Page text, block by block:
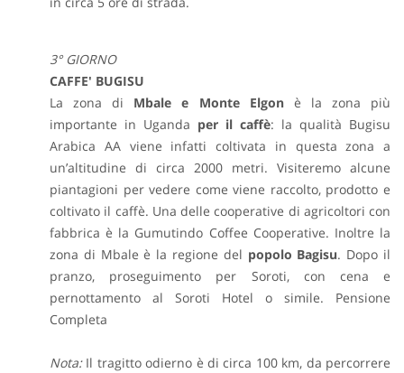
3° GIORNO
CAFFE' BUGISU
La zona di Mbale e Monte Elgonè la zona più
importante in Uganda per il caffè: la qualità Bugisu
Arabica AA viene infatti coltivata in questa zona a
un’altitudine di circa 2000 metri. Visiteremo alcune
piantagioni per vedere come viene raccolto, prodotto e
coltivato il caffè. Una delle cooperative di agricoltori con
fabbrica è la Gumutindo Coffee Cooperative. Inoltre la
zona di Mbale è la regione del popolo Bagisu. Dopo il
pranzo, proseguimento per Soroti, con cena e
pernottamento al Soroti Hotel o simile. Pensione
Completa
Nota:Il tragitto odierno è di circa 100 km, da percorrere